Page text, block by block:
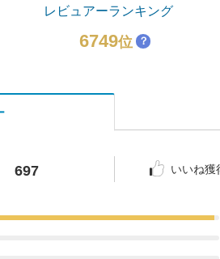
レビュアーランキング
6749位 ？
697 いいね獲